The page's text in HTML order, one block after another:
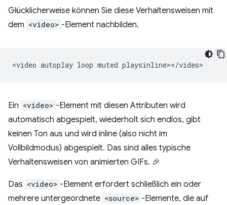
Glücklicherweise können Sie diese Verhaltensweisen mit
dem <video> -Element nachbilden.
<video autoplay loop muted
Ein <video> -Element mit diesen Attributen wird
automatisch abgespielt, wiederholt sich endlos, gibt
keinen Ton aus und wird inline (also nicht im
Vollbildmodus) abgespielt. Das sind alles typische
Verhaltensweisen von animierten GIFs. 🎉
Das <video> -Element erfordert schließlich ein oder
mehrere untergeordnete <source> -Elemente, die auf